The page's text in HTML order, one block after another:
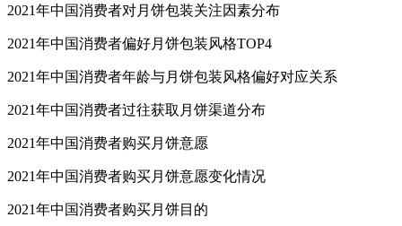
2021年中国消费者对月饼包装关注因素分布
2021年中国消费者偏好月饼包装风格TOP4
2021年中国消费者年龄与月饼包装风格偏好对应关系
2021年中国消费者过往获取月饼渠道分布
2021年中国消费者购买月饼意愿
2021年中国消费者购买月饼意愿变化情况
2021年中国消费者购买月饼目的